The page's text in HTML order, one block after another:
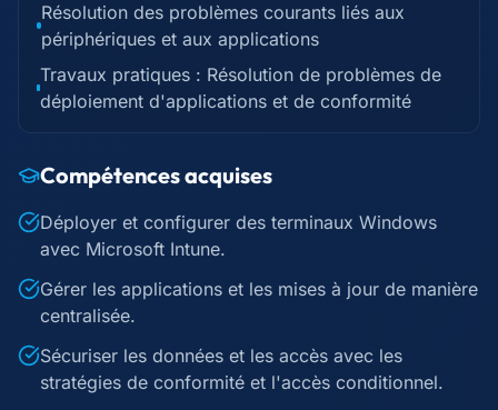
Résolution des problèmes courants liés aux
périphériques et aux applications
Travaux pratiques : Résolution de problèmes de
déploiement d'applications et de conformité
Compétences acquises
Déployer et configurer des terminaux Windows
avec Microsoft Intune.
Gérer les applications et les mises à jour de manière
centralisée.
Sécuriser les données et les accès avec les
stratégies de conformité et l'accès conditionnel.